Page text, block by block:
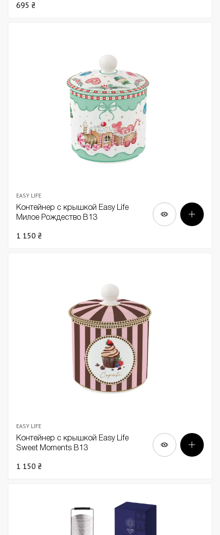
695 ₴
EASY LIFE
Контейнер с крышкой Easy Life
Милое Рождество В13
1 150 ₴
EASY LIFE
Контейнер с крышкой Easy Life
Sweet Moments В13
1 150 ₴